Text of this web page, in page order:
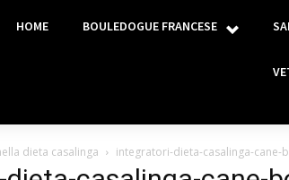
HOME BOULEDOGUE FRANCESE
dieta casalinga integratori-dieta-casalinga-cane-